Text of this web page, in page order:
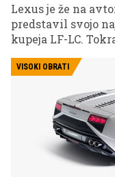
Lexus je že na
predstavil svojo
kupeja LF-LC.
VISOKI OBRATI